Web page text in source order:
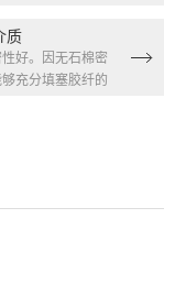
质
好。因无石棉密
充分填塞胶纤的